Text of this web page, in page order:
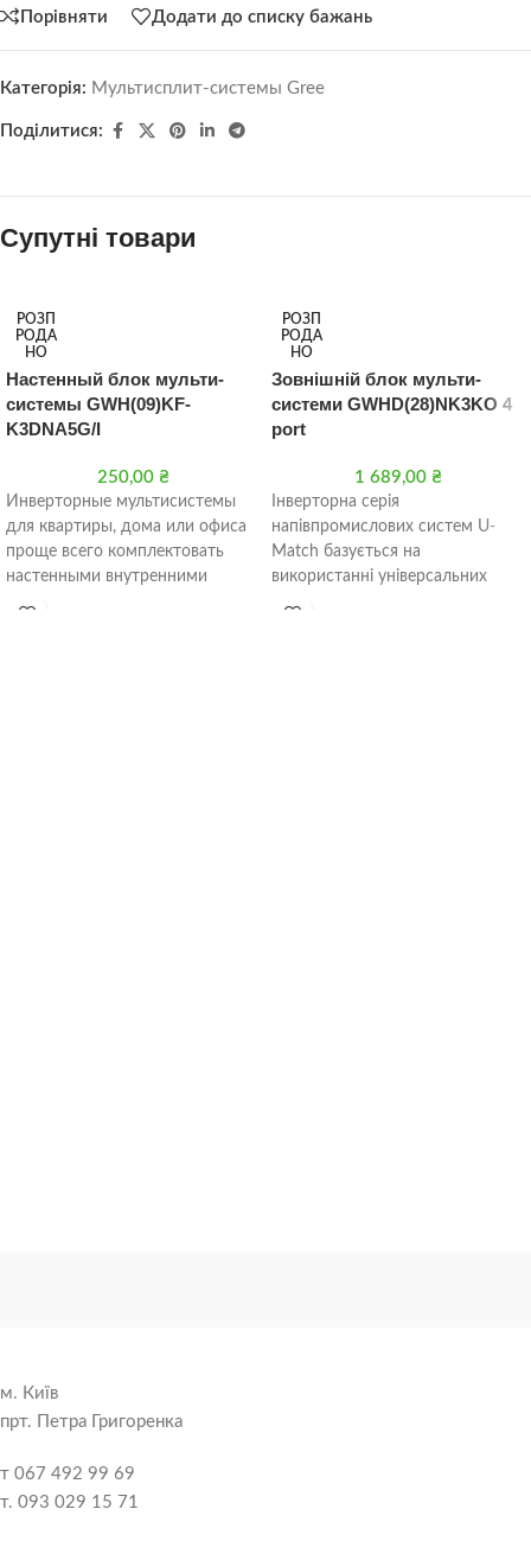
Порівняти Додати до списку бажань
Категорія: Мультисплит-системы Gree
Поділитися:
Супутні товари
РОЗП
РОДА
НО
Настенный блок мульти-
системы GWH(09)KF-
K3DNA5G/I
250,00 ₴
Инверторные мультисистемы
для квартиры, дома или офиса
проще всего комплектовать
настенными внутренними
РОЗП
РОДА
НО
Зовнішній блок мульти-
системи GWHD(28)NK3KO 4
port
1 689,00 ₴
Інверторна серія
напівпромислових систем U-
Match базується на
використанні універсальних
м. Київ
прт. Петра Григоренка
т 067 492 99 69
т. 093 029 15 71